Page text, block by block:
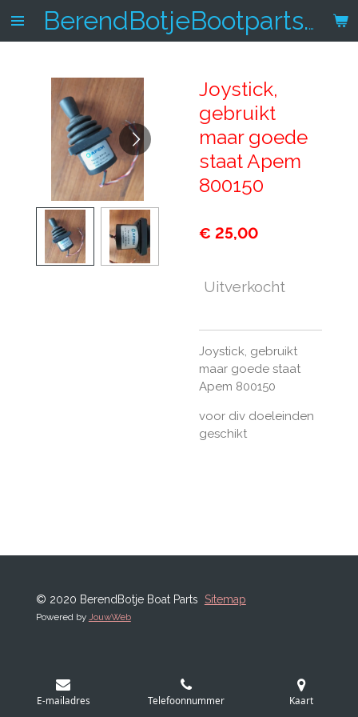
Ga
BerendBotjeBootparts.nl
Joystick,
gebruikt
maar goede
staat Apem
800150
€ 25,00
Uitverkocht
Joystick, gebruikt
maar goede staat
Apem 800150
voor div doeleinden
geschikt
© 2020 BerendBotje Boat Parts Sitemap
Powered by JouwWeb
E-mailadres Telefoonnummer Kaart